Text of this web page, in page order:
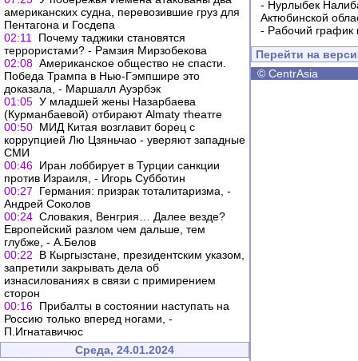
американских судна, перевозившие груз для
Пентагона и Госдепа
02:11
Почему таджики становятся
террористами? - Рамзия Мирзобекова
02:08 Американское общество не спасти.
Победа Трампа в Нью-Гэмпшире это
доказала, - Маршалл Ауэрбэк
01:05 У младшей жены Назарбаева
(Курманбаевой) отбирают Almaty тheaтre
00:50 МИД Китая возглавит борец с
коррупцией Лю Цзяньчао - уверяют западные
СМИ
00:46 Иран лоббирует в Турции санкции
против Израиля, - Игорь Субботин
00:27
Германия: призрак тоталитаризма, -
Андрей Соколов
00:24 Словакия, Венгрия… Далее везде?
Европейский разлом чем дальше, тем
глубже, - А.Белов
00:22
В Кыргызстане, президентским указом,
запретили закрывать дела об
изнасилованиях в связи с примирением
сторон
00:16 Прибалты в состоянии наступать на
Россию только вперед ногами, -
П.Игнатавичюс
Среда, 24.01.2024
- Нурлыбек
Актюбинской
- Рабочий график
Перейти на
© CentrAsia